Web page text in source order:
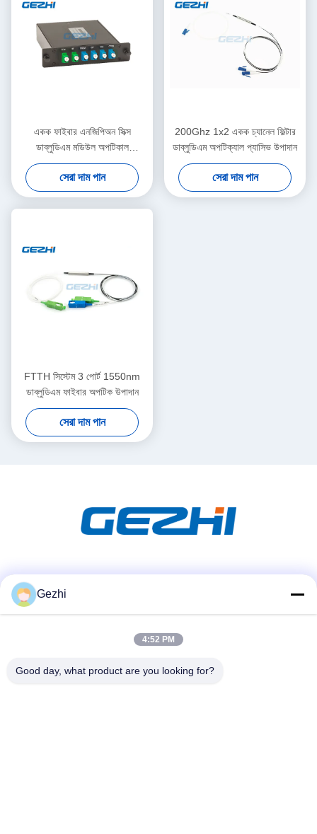
একক ফাইবার এনজিপিঅন সিক্স
ডাব্লুডিএম মডিউল অপটিকাল
মাল্টিপ্লেক্সার
সেরা দাম পান
200Ghz 1x2 একক চ্যানেল ফিল্টার
ডাব্লুডিএম অপটিক্যাল প্যাসিভ উপাদান
সেরা দাম পান
FTTH সিস্টেম 3 পোর্ট 1550nm
ডাব্লুডিএম ফাইবার অপটিক উপাদান
সেরা দাম পান
দ্রুত যোগাযোগ
টেলিফোন
Gezhi
4:52 PM
Good day, what product are you looking for?